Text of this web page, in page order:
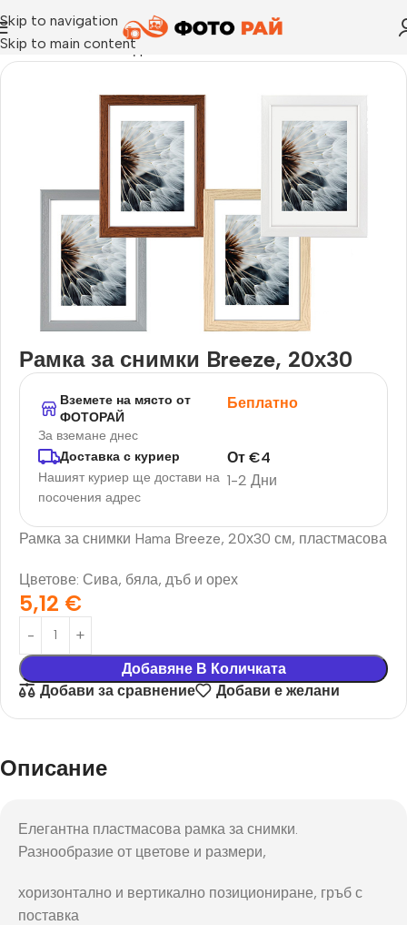
Skip to navigation
Skip to main content
Начало›Рамка за една снимка
Рамка за снимки Breeze, 20х30
Вземете на място от
ФОТОРАЙ
За вземане днес
Беплатно
Доставка с куриер
Нашият куриер ще достави на
посочения адрес
1-2 Дни
От€4
Рамка за снимки Hama Breeze, 20х30 см, пластмасова
Цветове: Сива, бяла, дъб и орех
5,12 €
Добавяне В Количката
Добави за сравнение
Добави е желани
Описание
Елегантна пластмасова рамка за снимки.
Разнообразие от цветове и размери,
хоризонтално и вертикално позициониране, гръб с
поставка